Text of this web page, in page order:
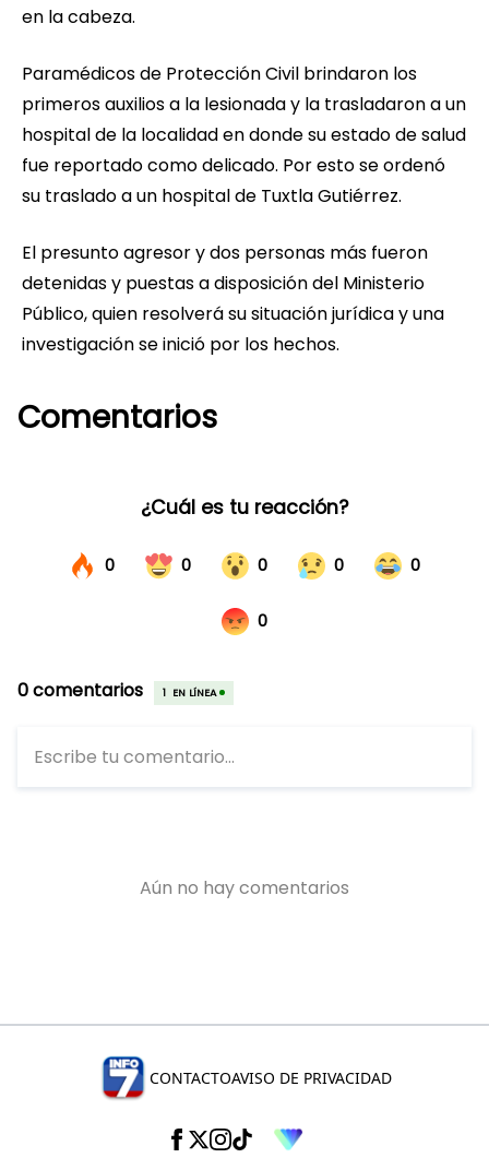
en la cabeza.
Paramédicos de Protección Civil brindaron los
primeros auxilios a la lesionada y la trasladaron a un
hospital de la localidad en donde su estado de salud
fue reportado como delicado. Por esto se ordenó
su traslado a un hospital de Tuxtla Gutiérrez.
El presunto agresor y dos personas más fueron
detenidas y puestas a disposición del Ministerio
Público, quien resolverá su situación jurídica y una
investigación se inició por los hechos.
Comentarios
CONTACTOAVISO DE PRIVACIDAD